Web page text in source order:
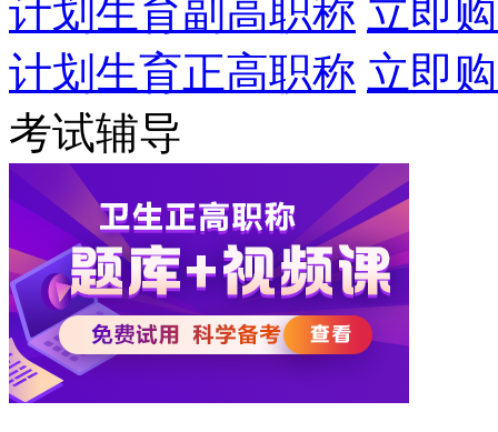
计划生育副高职称 立即
计划生育正高职称 立即
考试辅导